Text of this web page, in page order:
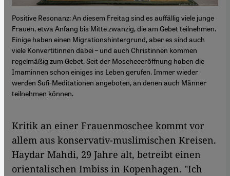
Positive Resonanz: An diesem Freitag sind es auffällig viele junge
Frauen, etwa Anfang bis Mitte zwanzig, die am Gebet teilnehmen.
Einige haben einen Migrationshintergrund, aber es sind auch
viele Konvertitinnen dabei – und auch Christinnen kommen
regelmäßig zum Gebet. Seit der Moscheeeröffnung haben die
Imaminnen schon einiges ins Leben gerufen. Immer wieder
werden Sufi-Meditationen angeboten, an denen auch Männer
teilnehmen können.
Kritik an einer Frauenmoschee kommt vor
allem aus konservativ-muslimischen Kreisen.
Haydar Mahdi, 29 Jahre alt, betreibt einen
orientalischen Imbiss in Kopenhagen. "Ich